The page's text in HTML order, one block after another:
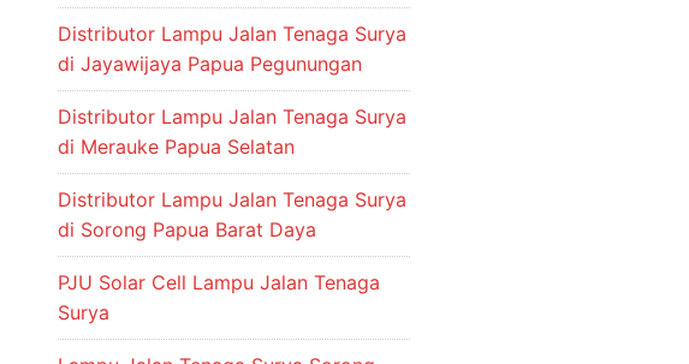
Distributor Lampu Jalan Tenaga Surya
di Jayawijaya Papua Pegunungan
Distributor Lampu Jalan Tenaga Surya
di Merauke Papua Selatan
Distributor Lampu Jalan Tenaga Surya
di Sorong Papua Barat Daya
PJU Solar Cell Lampu Jalan Tenaga
Surya